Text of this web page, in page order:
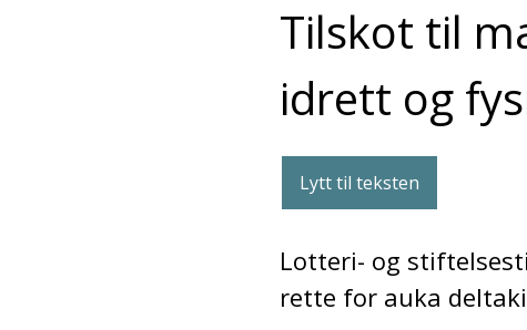
Tilskot til
idrett og
Lytt til teksten
Lotteri- og
rette for auka